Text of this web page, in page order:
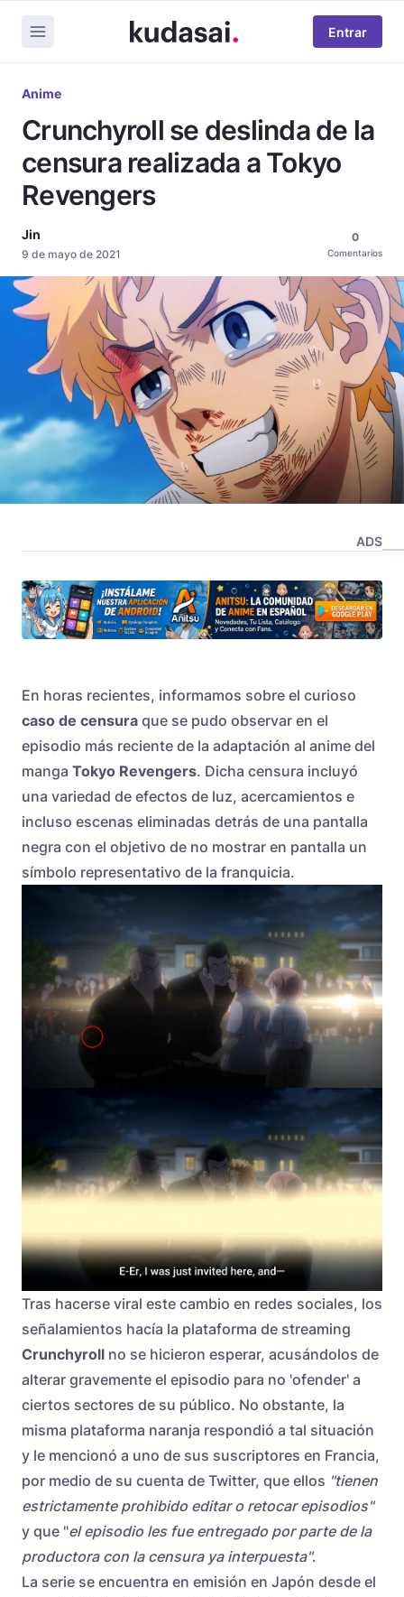
Entrar
Anime
Crunchyroll se deslinda de la
censura realizada a Tokyo
Revengers
Jin
9 de mayo de 2021
0
Comentarios
ADS
En horas recientes, informamos sobre el curioso
caso de censura que se pudo observar en el
episodio más reciente de la adaptación al anime del
manga Tokyo Revengers. Dicha censura incluyó
una variedad de efectos de luz, acercamientos e
incluso escenas eliminadas detrás de una pantalla
negra con el objetivo de no mostrar en pantalla un
símbolo representativo de la franquicia.
Tras hacerse viral este cambio en redes sociales, los
señalamientos hacía la plataforma de streaming
Crunchyroll no se hicieron esperar, acusándolos de
alterar gravemente el episodio para no 'ofender' a
ciertos sectores de su público. No obstante, la
misma plataforma naranja respondió a tal situación
y le mencionó a uno de sus suscriptores en Francia,
por medio de su cuenta de Twitter, que ellos "tienen
estrictamente prohibido editar o retocar episodios"
y que "el episodio les fue entregado por parte de la
productora con la censura ya interpuesta".
La serie se encuentra en emisión en Japón desde el